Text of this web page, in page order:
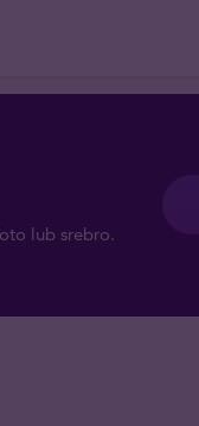
lub srebro.